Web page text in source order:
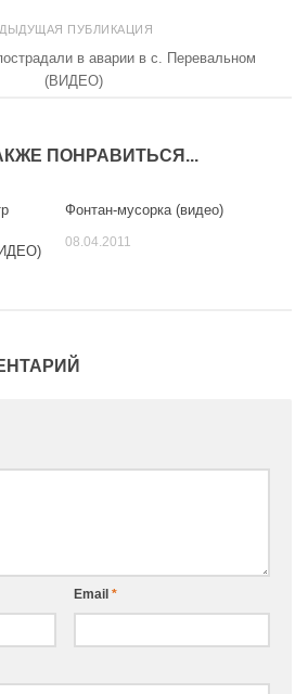
ПУБЛИКАЦИЯ
в аварии в с. Перевальном
(ВИДЕО)
ПОНРАВИТЬСЯ...
Фонтан-мусорка (видео)
08.04.2011
Email *